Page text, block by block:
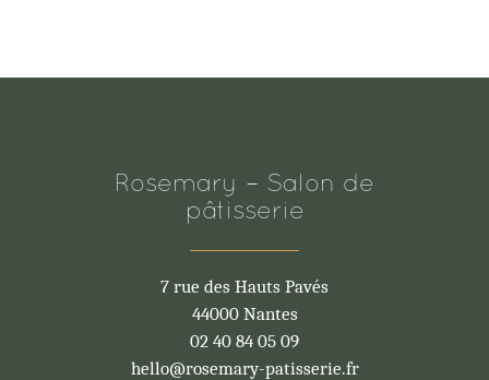
Rosemary – Salon de
pâtisserie
7 rue des Hauts Pavés
44000 Nantes
02 40 84 05 09
hello@rosemary-patisserie.fr